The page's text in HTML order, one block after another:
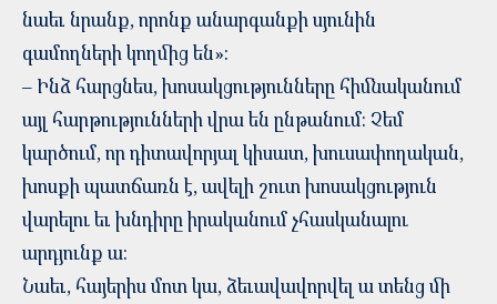
նաեւ նրանք, որոնք անարգանքի սյունին
գամողների կողմից են»:
– Ինձ հարցնես, խոսակցությունները հիմնականում
այլ հարթությունների վրա են ընթանում: Չեմ
կարծում, որ դիտավորյալ կիսատ, խուսափողական,
խոսքի պատճառն է, ավելի շուտ խոսակցություն
վարելու եւ խնդիրը իրականում չհասկանալու
արդյունք ա:
Նաեւ, հայերիս մոտ կա, ձեւավավորվել ա տենց մի